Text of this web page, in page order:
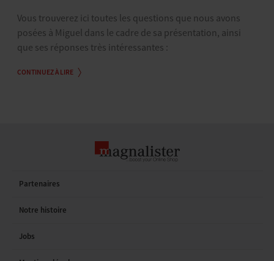
Vous trouverez ici toutes les questions que nous avons
posées à Miguel dans le cadre de sa présentation, ainsi
que ses réponses très intéressantes :
CONTINUEZ À LIRE
Partenaires
Notre histoire
Jobs